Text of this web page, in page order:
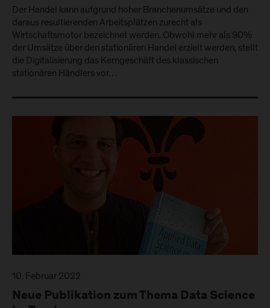
Der Handel kann aufgrund hoher Branchenumsätze und den
daraus resultierenden Arbeitsplätzen zurecht als
Wirtschaftsmotor bezeichnet werden. Obwohl mehr als 90%
der Umsätze über den stationären Handel erzielt werden, stellt
die Digitalisierung das Kerngeschäft des klassischen
stationären Händlers vor…
10. Februar 2022
Neue Publikation zum Thema Data Science